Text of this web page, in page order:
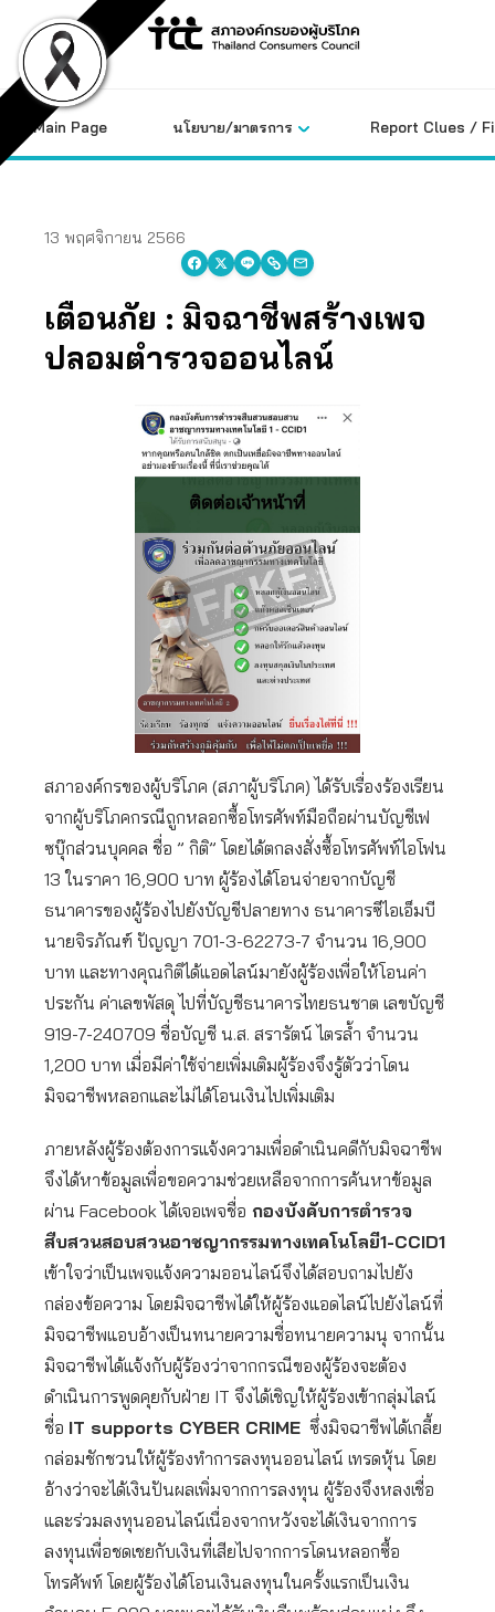
content
Main Page นโยบาย/มาตรการ Report Clues /
13 พฤศจิกายน 2566
เตือนภัย : มิจฉาชีพสร้างเพจ
ปลอมตำรวจออนไลน์
สภาองค์กรของผู้บริโภค (สภาผู้บริโภค) ได้รับเรื่องร้องเรียน
จากผู้บริโภคกรณีถูกหลอกซื้อโทรศัพท์มือถือผ่านบัญชีเฟ
ซบุ๊กส่วนบุคคล ชื่อ ” กิติ” โดยได้ตกลงสั่งซื้อโทรศัพท์ไอโฟน
13 ในราคา 16,900 บาท ผู้ร้องได้โอนจ่ายจากบัญชี
ธนาคารของผู้ร้องไปยังบัญชีปลายทาง ธนาคารซีไอเอ็มบี
นายจิรภัณฑ์ ปัญญา 701-3-62273-7 จำนวน 16,900
บาท และทางคุณกิติได้แอดไลน์มายังผู้ร้องเพื่อให้โอนค่า
ประกัน ค่าเลขพัสดุ ไปที่บัญชีธนาคารไทยธนชาต เลขบัญชี
919-7-240709 ชื่อบัญชี น.ส. สรารัตน์ ไตรล้ำ จำนวน
1,200 บาท เมื่อมีค่าใช้จ่ายเพิ่มเติมผู้ร้องจึงรู้ตัวว่าโดน
มิจฉาชีพหลอกและไม่ได้โอนเงินไปเพิ่มเติม
ภายหลังผู้ร้องต้องการแจ้งความเพื่อดำเนินคดีกับมิจฉาชีพ
จึงได้หาข้อมูลเพื่อขอความช่วยเหลือจากการค้นหาข้อมูล
ผ่าน Facebook ได้เจอเพจชื่อ กองบังคับการตำรวจ
สืบสวนสอบสวนอาชญากรรมทางเทคโนโลยี1-CCID1
เข้าใจว่าเป็นเพจแจ้งความออนไลน์จึงได้สอบถามไปยัง
กล่องข้อความ โดยมิจฉาชีพได้ให้ผู้ร้องแอดไลน์ไปยังไลน์ที่
มิจฉาชีพแอบอ้างเป็นทนายความชื่อทนายความนุ จากนั้น
มิจฉาชีพได้แจ้งกับผู้ร้องว่าจากกรณีของผู้ร้องจะต้อง
ดำเนินการพูดคุยกับฝ่าย IT จึงได้เชิญให้ผู้ร้องเข้ากลุ่มไลน์
ชื่อ IT supports CYBER CRIME ซึ่งมิจฉาชีพได้เกลี้ย
กล่อมชักชวนให้ผู้ร้องทำการลงทุนออนไลน์ เทรดหุ้น โดย
อ้างว่าจะได้เงินปันผลเพิ่มจากการลงทุน ผู้ร้องจึงหลงเชื่อ
และร่วมลงทุนออนไลน์เนื่องจากหวังจะได้เงินจากการ
ลงทุนเพื่อชดเชยกับเงินที่เสียไปจากการโดนหลอกซื้อ
โทรศัพท์ โดยผู้ร้องได้โอนเงินลงทุนในครั้งแรกเป็นเงิน